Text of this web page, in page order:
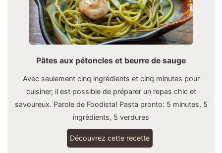
Pâtes aux pétoncles et beurre de sauge
Avec seulement cinq ingrédients et cinq minutes pour
cuisiner, il est possible de préparer un repas chic et
savoureux. Parole de Foodista! Pasta pronto: 5 minutes, 5
ingrédients, 5 verdures
Découvrez cette recette